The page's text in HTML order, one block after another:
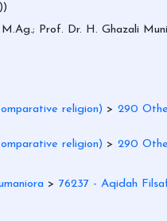
M.Ag.; Prof. Dr. H. Ghazali
religion) > 290
religion) > 290
> 76237 - Aqidah